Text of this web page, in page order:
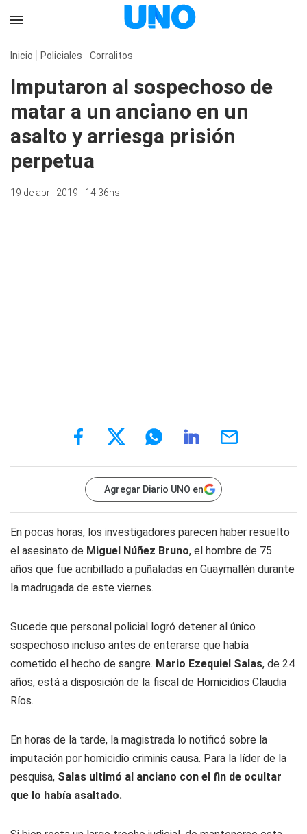
Inicio Policiales Corralitos
Imputaron al sospechoso de
matar a un anciano en un
asalto y arriesga prisión
perpetua
19 de abril 2019 - 14:36hs
Agregar Diario UNO en
En pocas horas, los investigadores parecen haber resuelto
el asesinato de Miguel Núñez Bruno, el hombre de 75
años que fue acribillado a puñaladas en Guaymallén durante
la madrugada de este viernes.
Sucede que personal policial logró detener al único
sospechoso incluso antes de enterarse que había
cometido el hecho de sangre. Mario Ezequiel Salas, de 24
años, está a disposición de la fiscal de Homicidios Claudia
Ríos.
En horas de la tarde, la magistrada lo notificó sobre la
imputación por homicidio criminis causa. Para la líder de la
pesquisa, Salas ultimó al anciano con el fin de ocultar
que lo había asaltado.